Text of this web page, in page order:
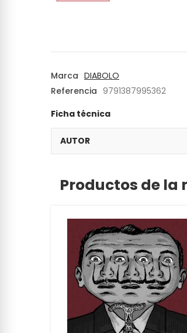
Marca DIABOLO
Referencia 9791387995362
Ficha técnica
AUTOR
Productos de